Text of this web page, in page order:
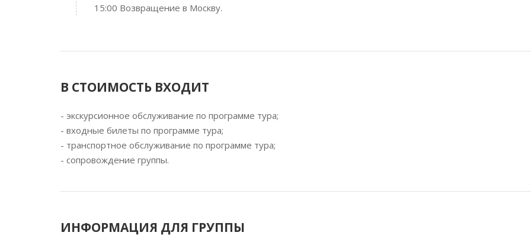
15:00 Возвращение в Москву.
В СТОИМОСТЬ ВХОДИТ
- экскурсионное обслуживание по программе тура;
- входные билеты по программе тура;
- транспортное обслуживание по программе тура;
- сопровождение группы.
ИНФОРМАЦИЯ ДЛЯ ГРУППЫ